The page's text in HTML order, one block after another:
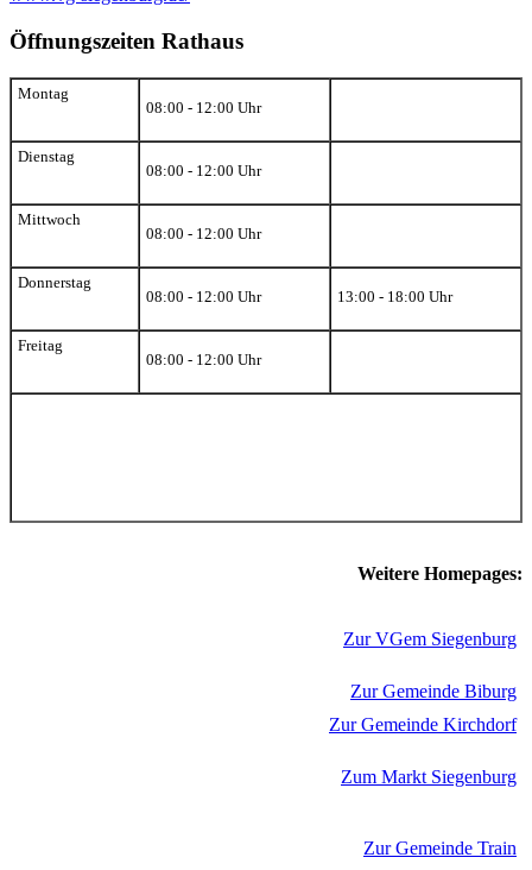
Öffnungszeiten Rathaus
Montag
08:00 - 12:00 Uhr
Dienstag
08:00 - 12:00 Uhr
Mittwoch
08:00 - 12:00 Uhr
Donnerstag
08:00 - 12:00 Uhr
13:00 - 18:00 Uhr
Freitag
08:00 - 12:00 Uhr
Weitere Homepages:
Zur VGem Siegenburg
Zur Gemeinde Biburg
Zur Gemeinde Kirchdorf
Zum Markt Siegenburg
Zur Gemeinde Train